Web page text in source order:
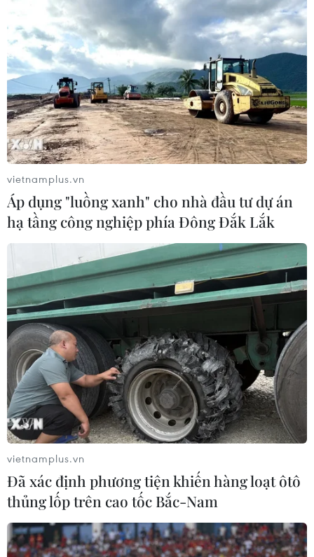
vietnamplus.vn
Áp dụng "luồng xanh" cho nhà đầu tư dự án
hạ tầng công nghiệp phía Đông Đắk Lắk
vietnamplus.vn
Đã xác định phương tiện khiến hàng loạt ôtô
thủng lốp trên cao tốc Bắc-Nam